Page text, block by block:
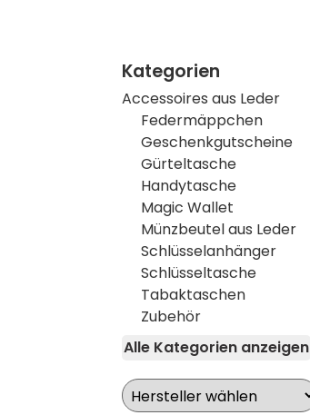
Kategorien
Accessoires aus Leder
Federmäppchen
Geschenkgutscheine
Gürteltasche
Handytasche
Magic Wallet
Münzbeutel aus Leder
Schlüsselanhänger
Schlüsseltasche
Tabaktaschen
Zubehör
Alle Kategorien anzeigen